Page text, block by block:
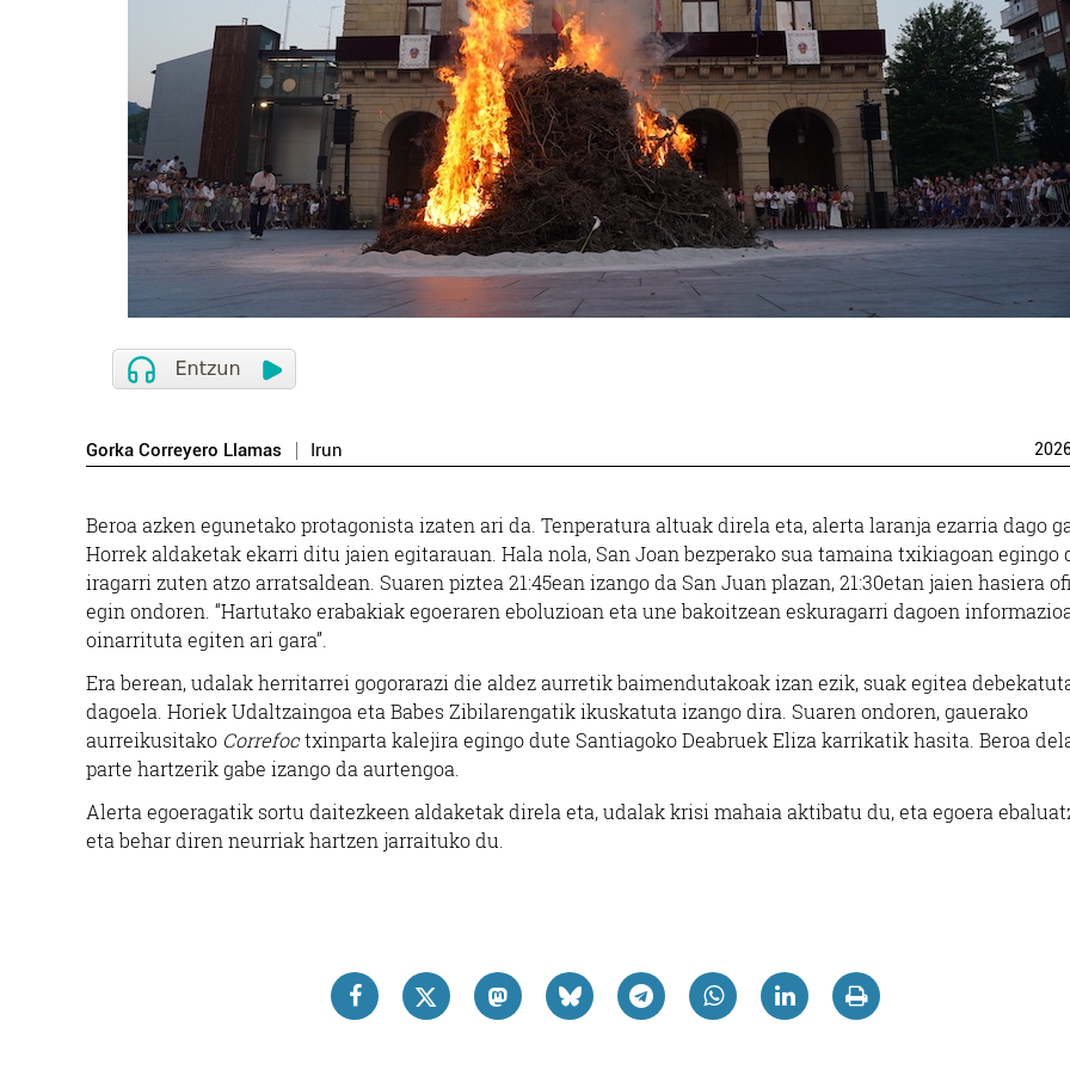
Gorka Correyero Llamas Irun
Beroa azken egunetako protagonista izaten ari da. Tenperatura altuak direla eta, alerta laranja ezarria dago
Horrek aldaketak ekarri ditu jaien egitarauan. Hala nola, San Joan bezperako sua tamaina txikiagoan egingo
iragarri zuten atzo arratsaldean. Suaren piztea 21:45ean izango da San Juan plazan, 21:30etan jaien hasiera
egin ondoren. “Hartutako erabakiak egoeraren eboluzioan eta une bakoitzean eskuragarri dagoen
oinarrituta egiten ari gara”.
Era berean, udalak herritarrei gogorarazi die aldez aurretik baimendutakoak izan ezik, suak egitea
dagoela. Horiek Udaltzaingoa eta Babes Zibilarengatik ikuskatuta izango dira. Suaren ondoren, gauerako
aurreikusitako Correfoctxinparta kalejira egingo dute Santiagoko Deabruek Eliza karrikatik hasita. Beroa
parte hartzerik gabe izango da aurtengoa.
Alerta egoeragatik sortu daitezkeen aldaketak direla eta, udalak krisi mahaia aktibatu du, eta egoera
eta behar diren neurriak hartzen jarraituko du.
LA COQUINE
AUNTXA
ESKOLA